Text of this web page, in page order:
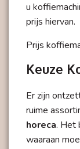
u
prijs hiervan.
Prijs
Keuze
Er zijn
ruime
horeca. Het
waaraan